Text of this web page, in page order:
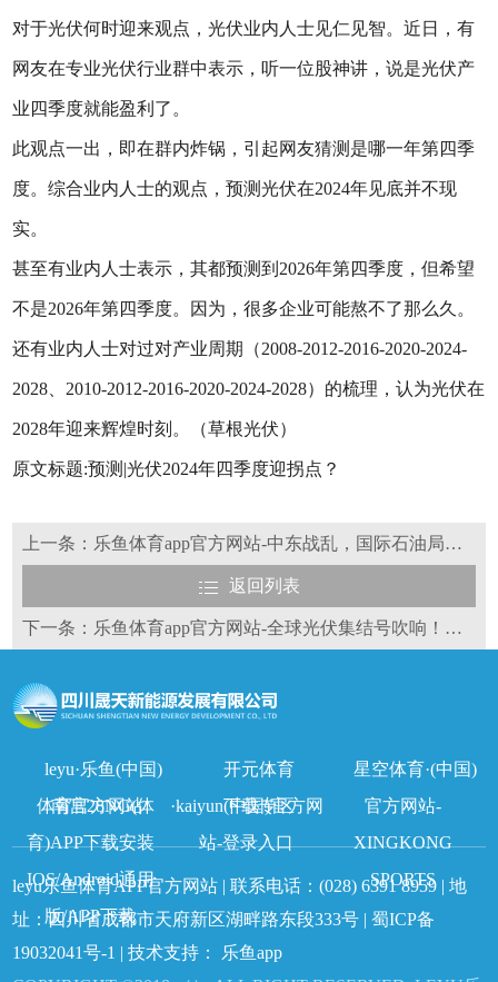
对于光伏何时迎来观点，光伏业内人士见仁见智。近日，有
网友在专业光伏行业群中表示，听一位股神讲，说是光伏产
业四季度就能盈利了。
此观点一出，即在群内炸锅，引起网友猜测是哪一年第四季
度。综合业内人士的观点，预测光伏在2024年见底并不现
实。
甚至有业内人士表示，其都预测到2026年第四季度，但希望
不是2026年第四季度。因为，很多企业可能熬不了那么久。
还有业内人士对过对产业周期（2008-2012-2016-2020-2024-
2028、2010-2012-2016-2020-2024-2028）的梳理，认为光伏在
2028年迎来辉煌时刻。（草根光伏）
原文标题:预测|光伏2024年四季度迎拐点？
上一条：乐鱼体育app官方网站-中东战乱，国际石油局势动荡，新能源竞争优势凸显
返回列表
下一条：乐鱼体育app官方网站-全球光伏集结号吹响！中国“太阳神”大奖邀您共赴光储荣耀盛宴
leyu·乐鱼(中国)
体育官方网站
开元体育
·kaiyun(中国)官方网
站-登录入口
星空体育·(中国)
官方网站-
XINGKONG
SPORTS
南宫28NG(体
育)APP下载安装
IOS/Android通用
版/APP下载
下载专区
leyu乐鱼体育APP官方网站 | 联系电话：(028) 6391 8959 | 地
址：四川省成都市天府新区湖畔路东段333号 |蜀ICP备
19032041号-1 | 技术支持：
乐鱼app